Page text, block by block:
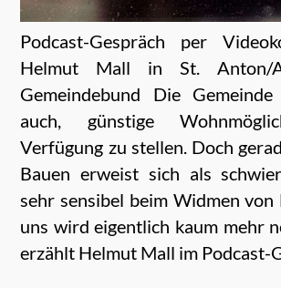
Podcast-Gespräch per
Helmut Mall in St. Anton/
Gemeindebund Die
auch, günstige
Verfügung zu stellen. Doch
Bauen erweist sich als
sehr sensibel beim Widmen von
uns wird eigentlich kaum mehr
erzählt Helmut Mall im Podcast-